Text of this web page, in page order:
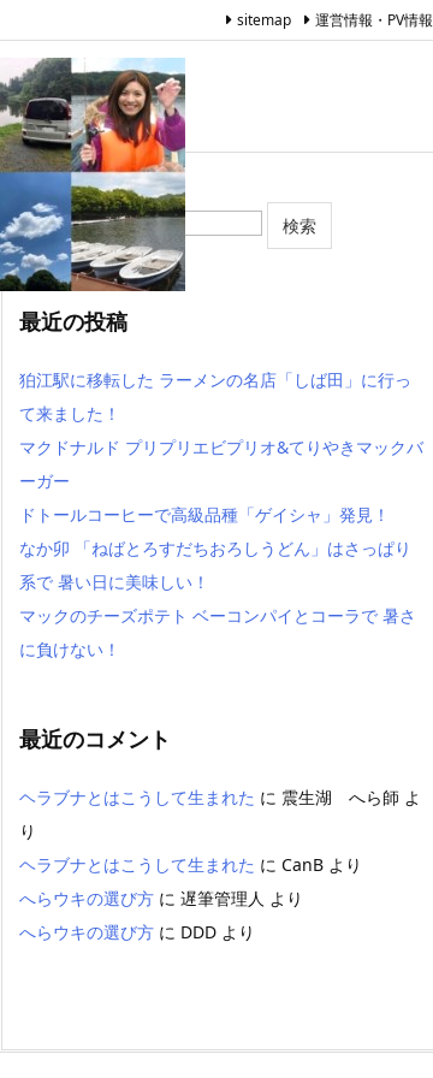
sitemap 運営情報・PV情報
最近の投稿
狛江駅に移転した ラーメンの名店「しば田」に行っ
て来ました！
マクドナルド プリプリエビプリオ&てりやきマックバ
ーガー
ドトールコーヒーで高級品種「ゲイシャ」発見！
なか卯 「ねばとろすだちおろしうどん」はさっぱり
系で 暑い日に美味しい！
マックのチーズポテト ベーコンパイとコーラで 暑さ
に負けない！
最近のコメント
ヘラブナとはこうして生まれた に 震生湖 へら師 よ
り
ヘラブナとはこうして生まれた に CanB より
へらウキの選び方 に 遅筆管理人 より
へらウキの選び方 に DDD より